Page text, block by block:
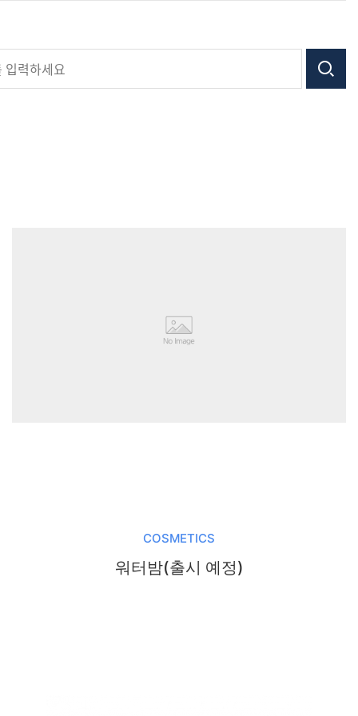
COSMETICS
워터밤(출시 예정)